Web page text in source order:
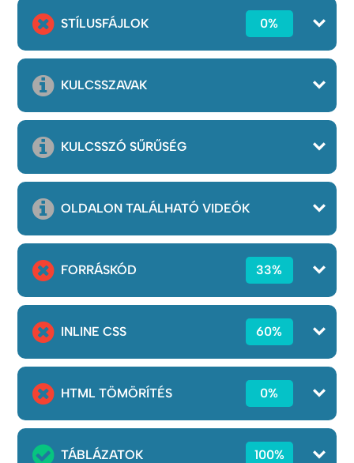
STÍLUSFÁJLOK 0%
KULCSSZAVAK
KULCSSZÓ SŰRŰSÉG
OLDALON TALÁLHATÓ VIDEÓK
FORRÁSKÓD 33%
INLINE CSS 60%
HTML TÖMÖRÍTÉS 0%
TÁBLÁZATOK 100%